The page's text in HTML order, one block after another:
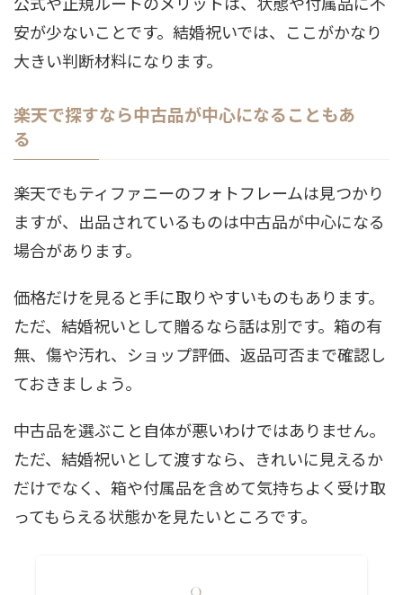
安が少ないことです。結婚祝いでは、ここがかなり
大きい判断材料になります。
楽天で探すなら中古品が中心になることもあ
る
楽天でもティファニーのフォトフレームは見つかり
ますが、出品されているものは中古品が中心になる
場合があります。
価格だけを見ると手に取りやすいものもあります。
ただ、結婚祝いとして贈るなら話は別です。箱の有
無、傷や汚れ、ショップ評価、返品可否まで確認し
ておきましょう。
中古品を選ぶこと自体が悪いわけではありません。
ただ、結婚祝いとして渡すなら、きれいに見えるか
だけでなく、箱や付属品を含めて気持ちよく受け取
ってもらえる状態かを見たいところです。